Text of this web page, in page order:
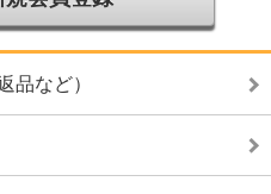
品など）